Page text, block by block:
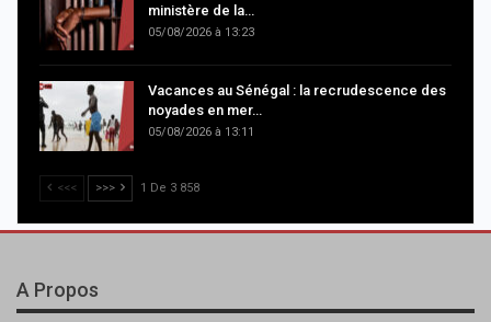
ministère de la…
05/08/2026 à 13:23
Vacances au Sénégal : la recrudescence des
noyades en mer…
05/08/2026 à 13:11
<<< >>> 1 De 3 858
A Propos